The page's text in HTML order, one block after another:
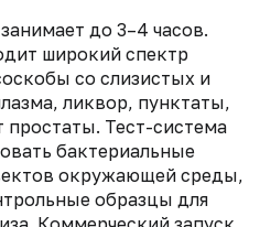
до 3–4 часов.
широкий спектр
со слизистых и
ликвор, пунктаты,
простаты. Тест-система
бактериальные
окружающей среды,
образцы для